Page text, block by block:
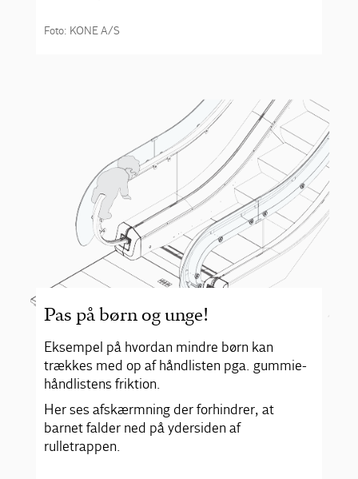
Foto: KONE A/S
Pas på børn og unge!
Eksempel på hvordan mindre børn kan
trækkes med op af håndlisten pga. gummie-
håndlistens friktion.
Her ses afskærmning der forhindrer, at
barnet falder ned på ydersiden af
rulletrappen.